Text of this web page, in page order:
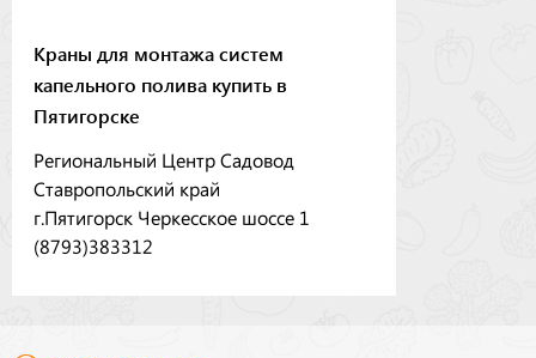
Краны для монтажа систем
капельного полива купить в
Пятигорске
Региональный Центр Садовод
Ставропольский край
г.Пятигорск Черкесское шоссе 1
(8793)383312